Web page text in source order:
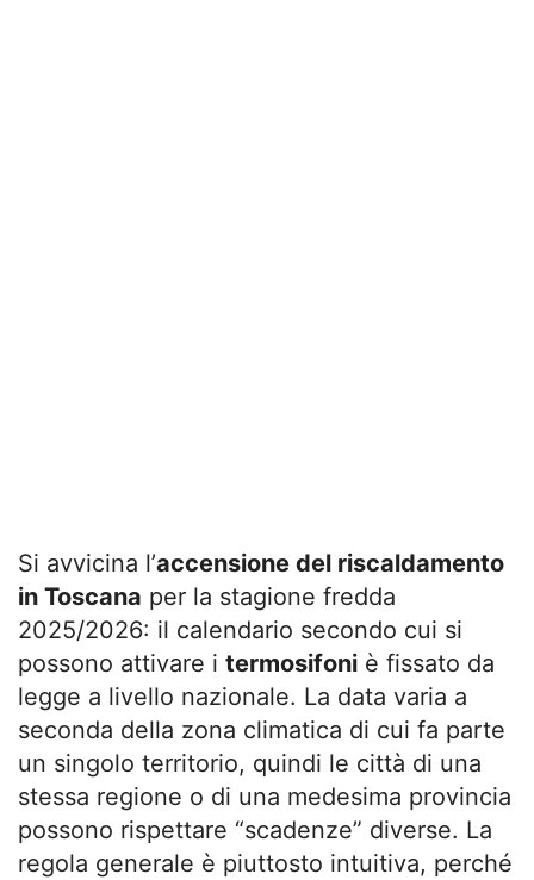
Si avvicina l’accensione del riscaldamento
in Toscana per la stagione fredda
2025/2026: il calendario secondo cui si
possono attivare i termosifoni è fissato da
legge a livello nazionale. La data varia a
seconda della zona climatica di cui fa parte
un singolo territorio, quindi le città di una
stessa regione o di una medesima provincia
possono rispettare “scadenze” diverse. La
regola generale è piuttosto intuitiva, perché